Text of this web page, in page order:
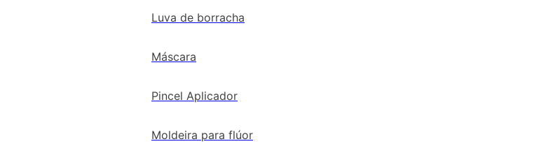
Luva de borracha
Máscara
Pincel Aplicador
Moldeira para flúor